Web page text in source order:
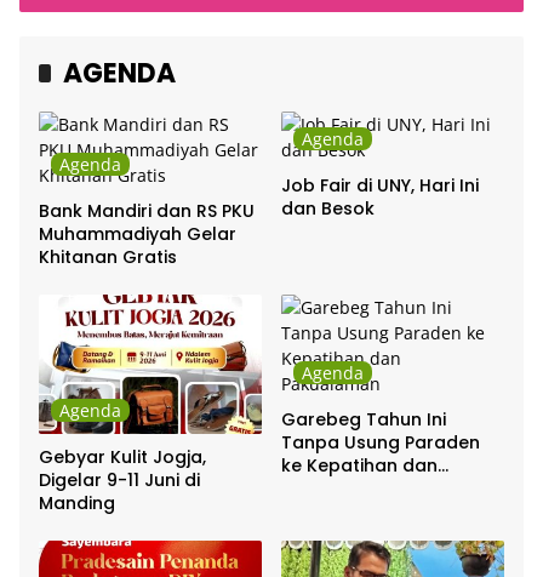
Chrisye
AGENDA
Agenda
Bank Mandiri dan RS PKU
Muhammadiyah Gelar
Khitanan Gratis
Agenda
Job Fair di UNY, Hari Ini
dan Besok
Agenda
Gebyar Kulit Jogja,
Digelar 9-11 Juni di
Manding
Agenda
Garebeg Tahun Ini
Tanpa Usung Paraden
ke Kepatihan dan